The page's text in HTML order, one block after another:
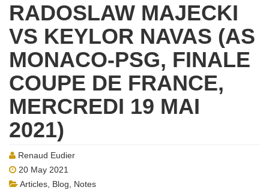
RADOSLAW MAJECKI
VS KEYLOR NAVAS (AS
MONACO-PSG, FINALE
COUPE DE FRANCE,
MERCREDI 19 MAI
2021)
Renaud Eudier
20 May 2021
Articles Blog
Notes